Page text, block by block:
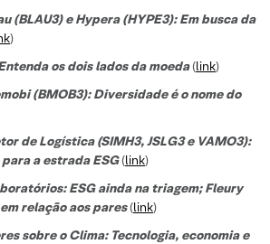
(BLAU3) e Hypera (HYPE3): Em busca da
)
os dois lados da moeda(link)
(BMOB3): Diversidade é o nome do
de Logística (SIMH3, JSLG3 e VAMO3):
a estrada ESG(link)
ESG ainda na triagem; Fleury
relação aos pares(link)
sobre o Clima: Tecnologia, economia e